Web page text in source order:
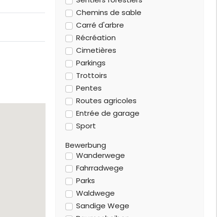
Chemins de sable
Carré d'arbre
Récréation
Cimetières
Parkings
Trottoirs
Pentes
Routes agricoles
Entrée de garage
Sport
Bewerbung
Wanderwege
Fahrradwege
Parks
Waldwege
Sandige Wege